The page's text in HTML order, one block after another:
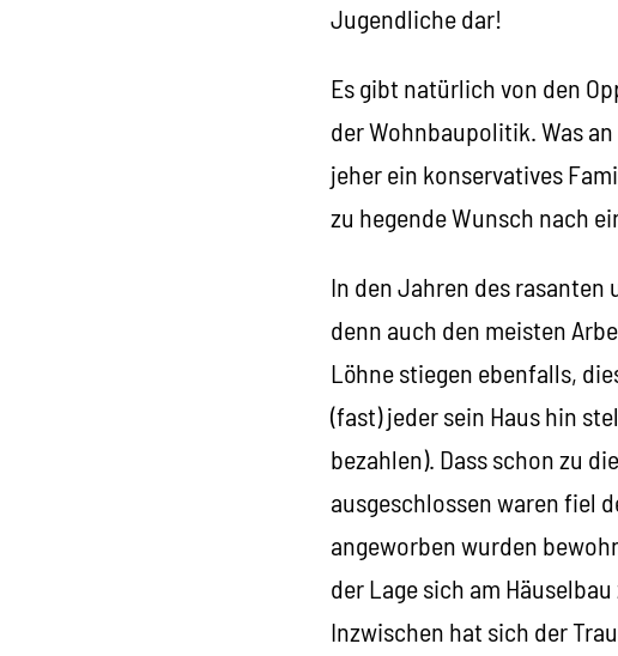
Jugendliche dar!
Es gibt natürlich von den
der Wohnbaupolitik. Was
jeher ein konservatives
zu hegende Wunsch nach
In den Jahren des
denn auch den meisten
Löhne stiegen ebenfalls,
(fast) jeder sein Haus hin
bezahlen). Dass schon zu
ausgeschlossen waren fiel
angeworben wurden
der Lage sich am
Inzwischen hat sich der